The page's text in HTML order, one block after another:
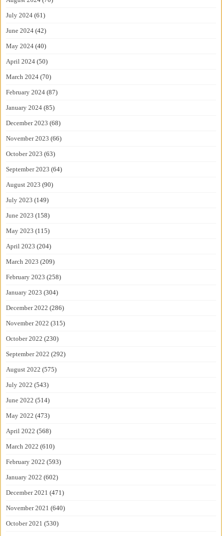
July 2024 (61)
June 2024 (42)
May 2024 (40)
April 2024 (50)
March 2024 (70)
February 2024 (87)
January 2024 (85)
December 2023 (68)
November 2023 (66)
October 2023 (63)
September 2023 (64)
August 2023 (90)
July 2023 (149)
June 2023 (158)
May 2023 (115)
April 2023 (204)
March 2023 (209)
February 2023 (258)
January 2023 (304)
December 2022 (286)
November 2022 (315)
October 2022 (230)
September 2022 (292)
August 2022 (575)
July 2022 (543)
June 2022 (514)
May 2022 (473)
April 2022 (568)
March 2022 (610)
February 2022 (593)
January 2022 (602)
December 2021 (471)
November 2021 (640)
October 2021 (530)